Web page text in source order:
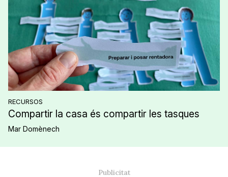
RECURSOS
Compartir la casa és compartir les tasques
Mar Domènech